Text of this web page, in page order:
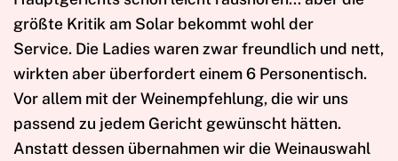
größte Kritik am Solar bekommt wohl der
Service. Die Ladies waren zwar freundlich und nett,
wirkten aber überfordert einem 6 Personentisch.
Vor allem mit der Weinempfehlung, die wir uns
passend zu jedem Gericht gewünscht hätten.
Anstatt dessen übernahmen wir die Weinauswahl